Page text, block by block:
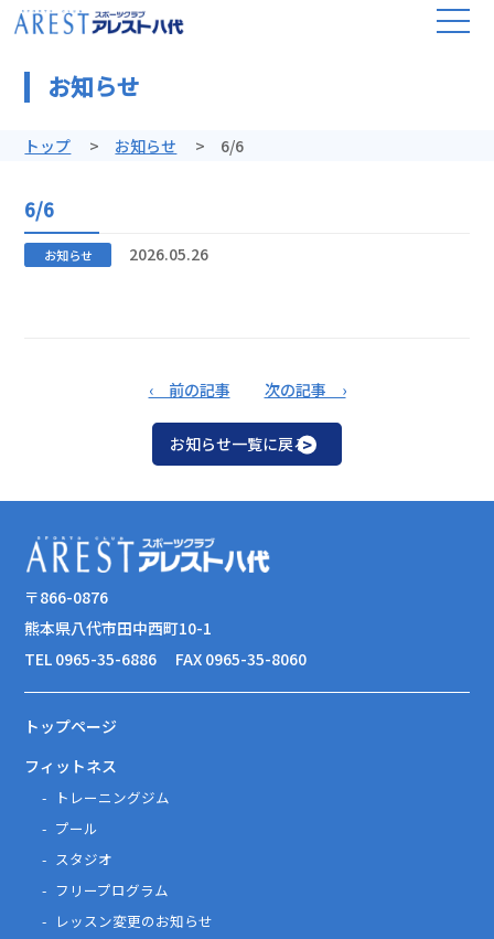
お知らせ
トップ お知らせ 6/6
6/6
お知らせ 2026.05.26
‹ 前の記事 次の記事 ›
お知らせ一覧に戻る
〒866-0876
熊本県八代市田中西町10-1
TEL 0965-35-6886
FAX 0965-35-8060
トップページ
フィットネス
トレーニングジム
プール
スタジオ
フリープログラム
レッスン変更のお知らせ